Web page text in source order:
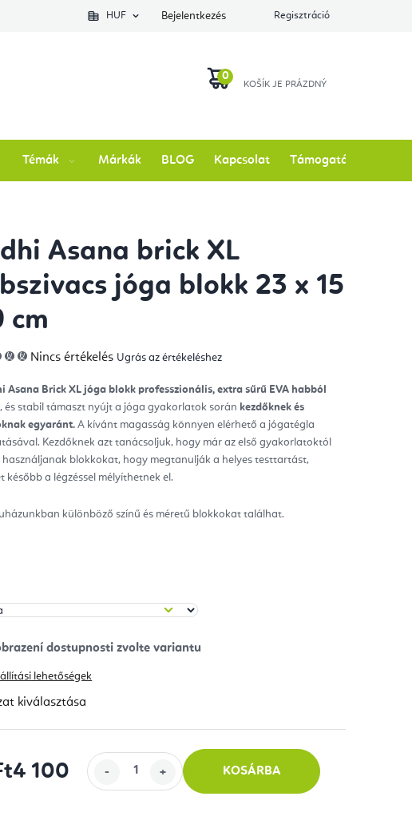
a rendelés állapotátHUF Bejelentkezés Regisztráció
Témák Márkák BLOG Kapcsolat Támogatás
Asana brick XL
jóga blokk 23 x 15
cm
A
termék
5-
ből
0,0
csillag.
Nincs értékelés Ugrás az értékeléshez
Asana Brick XL jóga blokk professzionális, extra sűrű EVA habból
és stabil támaszt nyújt a jóga gyakorlatok során kezdőknek és
egyaránt. A kívánt magasság könnyen elérhető a jógatégla
Kezdőknek azt tanácsoljuk, hogy már az első gyakorlatoktól
használjanak blokkokat, hogy megtanulják a helyes testtartást,
később a légzéssel mélyíthetnek el.
különböző színű és méretű blokkokat találhat.
lehetőségek
kiválasztása
100 KOSÁRBA